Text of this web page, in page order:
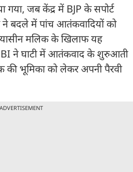
गया, जब केंद्र में BJP के सपोर्ट
ने बदले में पांच आतंकवादियों को
मलिक के खिलाफ यह
ने घाटी में आतंकवाद के शुरुआती
भूमिका को लेकर अपनी पैरवी
ADVERTISEMENT